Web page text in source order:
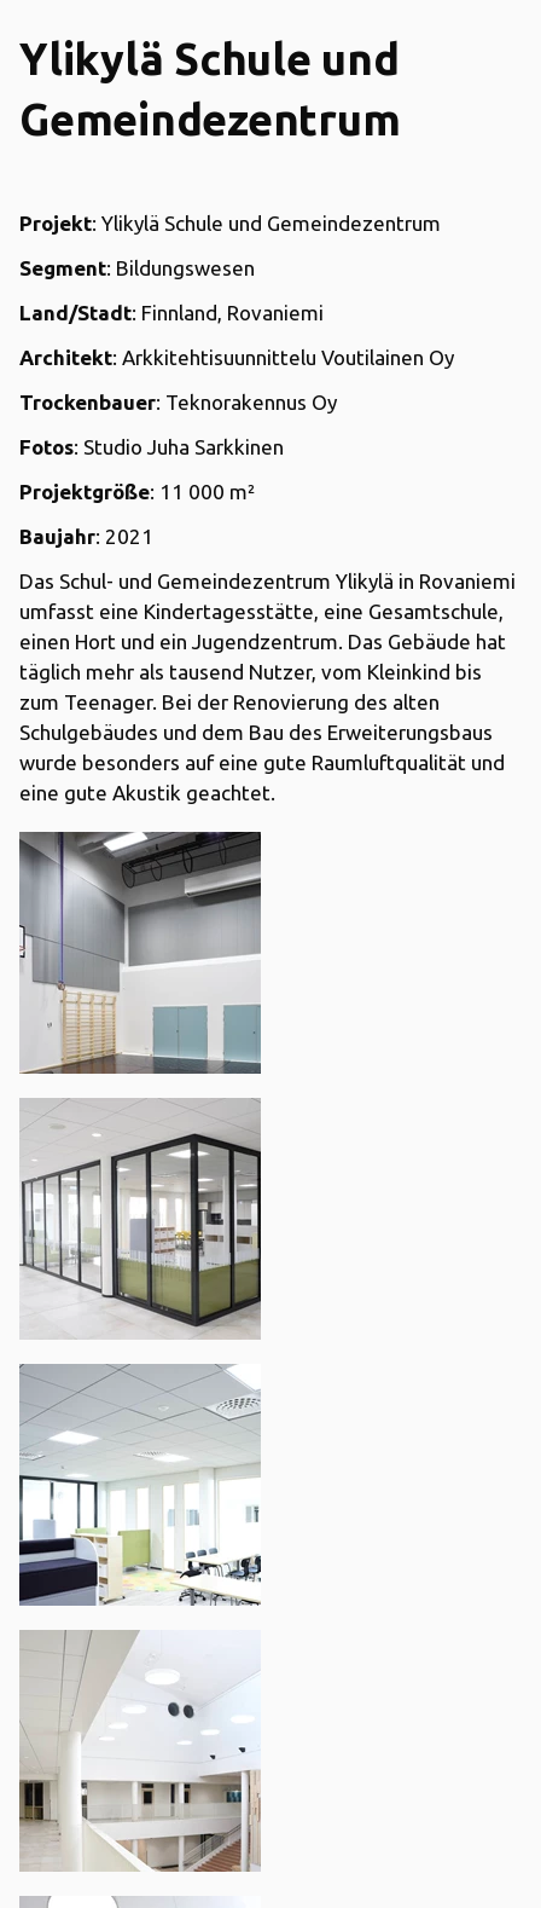
Ylikylä Schule und
Gemeindezentrum
Projekt: Ylikylä Schule und Gemeindezentrum
Segment: Bildungswesen
Land/Stadt: Finnland, Rovaniemi
Architekt: Arkkitehtisuunnittelu Voutilainen Oy
Trockenbauer: Teknorakennus Oy
Fotos: Studio Juha Sarkkinen
Projektgröße: 11 000 m²
Baujahr: 2021
Das Schul- und Gemeindezentrum Ylikylä in Rovaniemi
umfasst eine Kindertagesstätte, eine Gesamtschule,
einen Hort und ein Jugendzentrum. Das Gebäude hat
täglich mehr als tausend Nutzer, vom Kleinkind bis
zum Teenager. Bei der Renovierung des alten
Schulgebäudes und dem Bau des Erweiterungsbaus
wurde besonders auf eine gute Raumluftqualität und
eine gute Akustik geachtet.